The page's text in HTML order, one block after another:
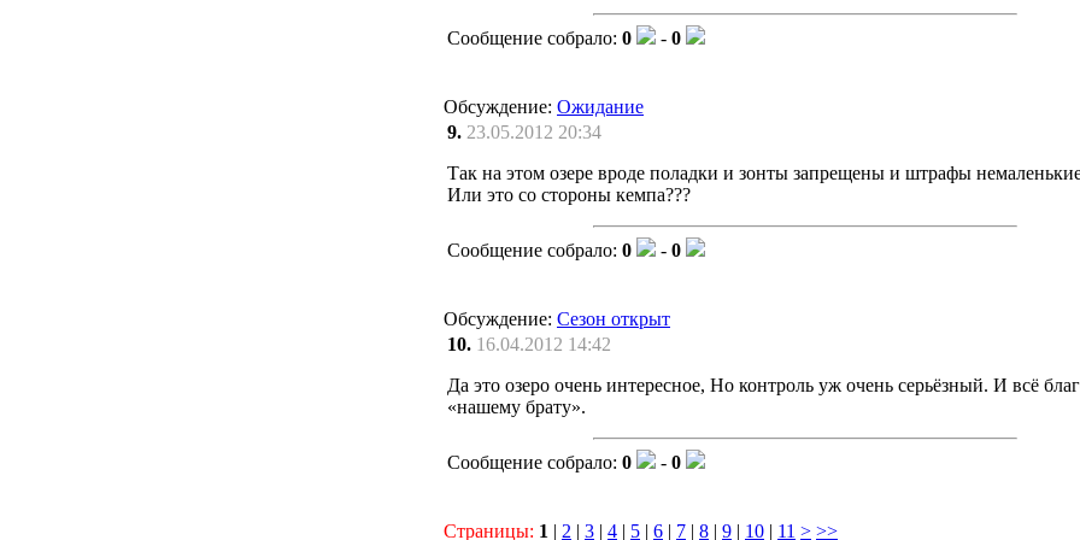
Сообщение собрало: 0 - 0
Обсуждение: Ожидание
9. 23.05.2012 20:34
Так на этом озере вроде поладки и зонты запрещены и штрафы
Или это со стороны кемпа???
Сообщение собрало: 0 - 0
Обсуждение: Сезон открыт
10. 16.04.2012 14:42
Да это озеро очень интересное, Но контроль уж очень серьёзный. И всё
«нашему брату».
Сообщение собрало: 0 - 0
Страницы: 1 | 2 | 3 | 4 | 5 | 6 | 7 | 8 | 9 | 10 | 11 > >>